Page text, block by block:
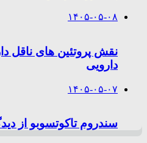
۱۴۰۵-۰۵-۰۸
نقش پروتئین های ناقل
دارویی
۱۴۰۵-۰۵-۰۷
سندروم تاکوتسوبو از